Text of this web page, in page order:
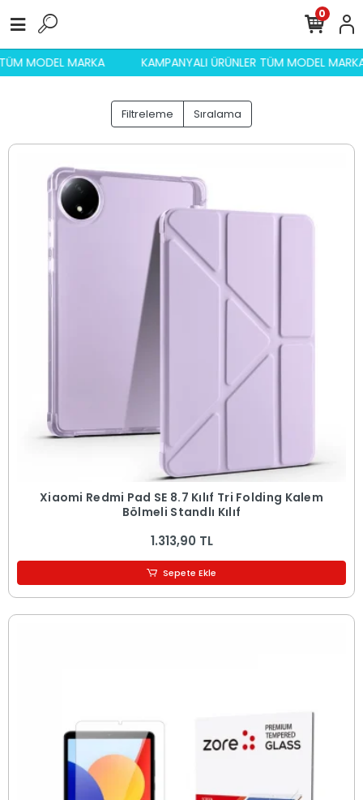
TÜM MODEL MARKA KAMPANYALI ÜRÜNLER TÜM MODEL
0
Filtreleme Sıralama
Xiaomi Redmi Pad SE 8.7 Kılıf Tri Folding Kalem
Bölmeli Standlı Kılıf
1.313,90 TL
Sepete Ekle